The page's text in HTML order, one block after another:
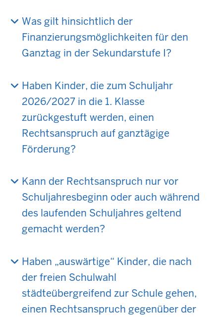
Was gilt hinsichtlich der
Finanzierungsmöglichkeiten für den
Ganztag in der Sekundarstufe I?
Haben Kinder, die zum Schuljahr
2026/2027 in die 1. Klasse
zurückgestuft werden, einen
Rechtsanspruch auf ganztägige
Kann der Rechtsanspruch nur vor
Schuljahresbeginn oder auch während
des laufenden Schuljahres geltend
gemacht werden?
Haben „auswärtige“ Kinder, die nach
der freien Schulwahl
städteübergreifend zur Schule gehen,
einen Rechtsanspruch gegenüber der